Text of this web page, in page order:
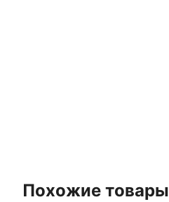
Похожие товары